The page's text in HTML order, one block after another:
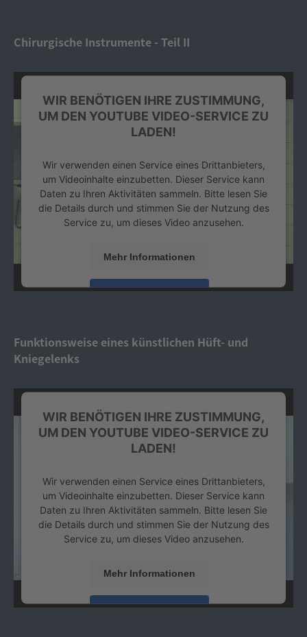
Chirurgische Instrumente - Teil II
WIR BENÖTIGEN IHRE ZUSTIMMUNG,
UM DEN YOUTUBE VIDEO-SERVICE ZU
LADEN!
Wir verwenden einen Service eines Drittanbieters,
um Videoinhalte einzubetten. Dieser Service kann
Daten zu Ihren Aktivitäten sammeln. Bitte lesen Sie
die Details durch und stimmen Sie der Nutzung des
Service zu, um dieses Video anzusehen.
Mehr Informationen
Akzeptieren
Funktionsweise eines künstlichen Hüft- und
Kniegelenks
WIR BENÖTIGEN IHRE ZUSTIMMUNG,
UM DEN YOUTUBE VIDEO-SERVICE ZU
LADEN!
Wir verwenden einen Service eines Drittanbieters,
um Videoinhalte einzubetten. Dieser Service kann
Daten zu Ihren Aktivitäten sammeln. Bitte lesen Sie
die Details durch und stimmen Sie der Nutzung des
Service zu, um dieses Video anzusehen.
Mehr Informationen
Akzeptieren